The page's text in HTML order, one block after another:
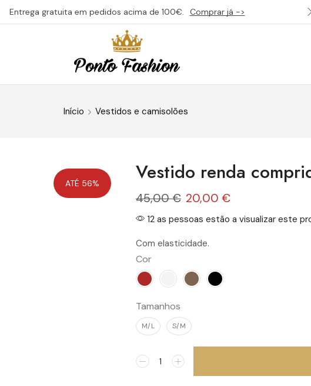
Entrega gratuita em pedidos acima de 100€. Comprar já ->
Início Vestidos e camisolões
ATÉ 56% Vestido renda
45,00€ 20,00 €
12 as pessoas estão a visualizar este
Com elasticidade.
Cor
Tamanhos
M/L S/M